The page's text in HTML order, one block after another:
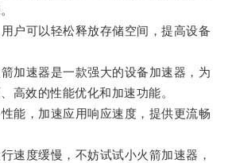
可以轻松释放存储空间，提高设备
速器是一款强大的设备加速器，为
高效的性能优化和加速功能。
，加速应用响应速度，提供更流畅
度缓慢，不妨试试小火箭加速器，